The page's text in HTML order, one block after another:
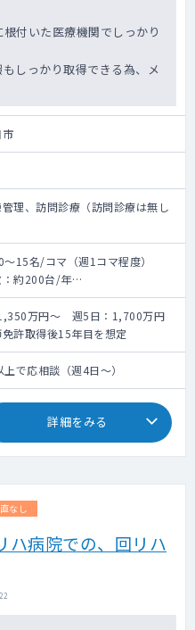
付いた医療機関でしっかり
しっかり取得できる為、メ
理、訪問診療（訪問診療は無し
15名/コマ（週1コマ程度）
：約200台/年
理
万円～ 週5日：1,700万円
許取得後15年目を想定
で応相談（週4日～）
詳細をみる
なし
病院での、回リハ